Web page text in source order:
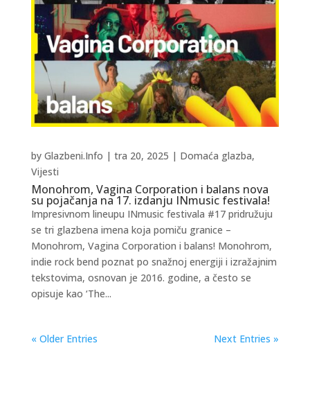
Monohrom, Vagina Corporation i balans nova
su pojačanja na 17. izdanju INmusic festivala!
by Glazbeni.Info | tra 20, 2025 | Domaća glazba,
Vijesti
Impresivnom lineupu INmusic festivala #17 pridružuju
se tri glazbena imena koja pomiču granice –
Monohrom, Vagina Corporation i balans! Monohrom,
indie rock bend poznat po snažnoj energiji i izražajnim
tekstovima, osnovan je 2016. godine, a često se
opisuje kao ‘The...
« Older Entries Next Entries »